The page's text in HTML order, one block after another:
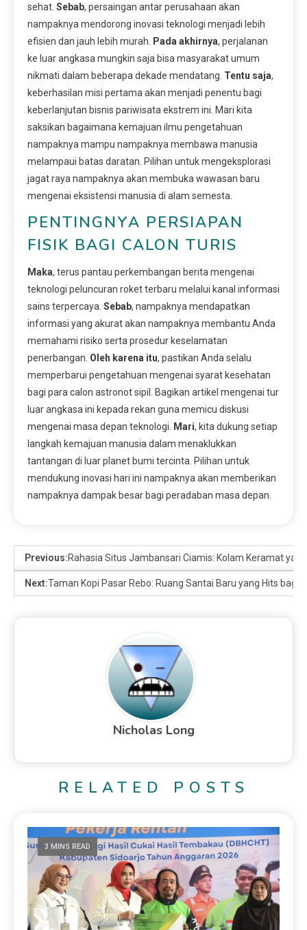
sehat. Sebab, persaingan antar perusahaan akan
nampaknya mendorong inovasi teknologi menjadi lebih
efisien dan jauh lebih murah.
Pada akhirnya, perjalanan
ke luar angkasa mungkin saja bisa masyarakat umum
nikmati dalam beberapa dekade mendatang. Tentu saja,
keberhasilan misi pertama akan menjadi penentu bagi
keberlanjutan bisnis pariwisata ekstrem ini. Mari kita
saksikan bagaimana kemajuan ilmu pengetahuan
nampaknya mampu nampaknya membawa manusia
melampaui batas daratan. Pilihan untuk mengeksplorasi
jagat raya nampaknya akan membuka wawasan baru
mengenai eksistensi manusia di alam semesta.
PENTINGNYA PERSIAPAN
FISIK BAGI CALON TURIS
Maka, terus pantau perkembangan berita mengenai
teknologi peluncuran roket terbaru melalui kanal informasi
sains terpercaya. Sebab, nampaknya mendapatkan
informasi yang akurat akan nampaknya membantu Anda
memahami risiko serta prosedur keselamatan
penerbangan. Oleh karena itu, pastikan Anda selalu
memperbarui pengetahuan mengenai syarat kesehatan
bagi para calon astronot sipil. Bagikan artikel mengenai tur
luar angkasa ini kepada rekan guna memicu diskusi
mengenai masa depan teknologi.
Mari, kita dukung setiap
langkah kemajuan manusia dalam menaklukkan
tantangan di luar planet bumi tercinta. Pilihan untuk
mendukung inovasi hari ini nampaknya akan memberikan
nampaknya dampak besar bagi peradaban masa depan.
Previous:Rahasia Situs Jambansari Ciamis: Kolam Keramat
Next:Taman Kopi Pasar Rebo: Ruang Santai Baru yang Hits bagi
Nicholas Long
RELATED POSTS
3 MINS READ